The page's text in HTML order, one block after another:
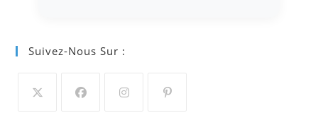
Suivez-Nous Sur :